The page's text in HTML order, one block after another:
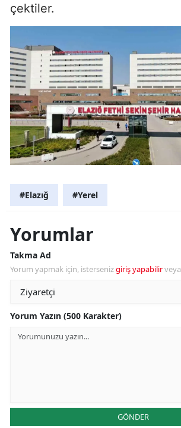
çektiler.
#Elazığ #Yerel
Yorumlar
Takma Ad
Yorum yapmak için, istersenizgiriş yapabilirveya
Yorum Yazın (500 Karakter)
GÖNDER